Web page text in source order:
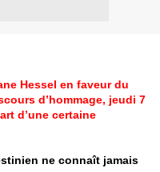
Hessel en faveur du
d’hommage, jeudi 7
d’une certaine
ne connaît jamais